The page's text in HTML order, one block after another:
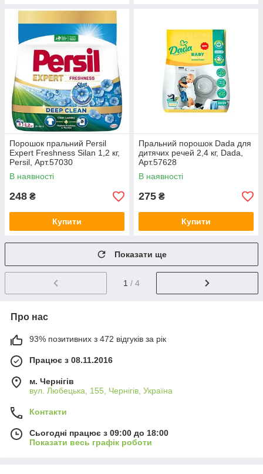
Порошок пральний Persil
Expert Freshness Silan 1,2 кг,
Persil, Арт.57030
В наявності
248 ₴
Купити
Пральний порошок Dada для
дитячих речей 2,4 кг, Dada,
Арт.57628
В наявності
275 ₴
Купити
Показати ще
1 / 4
Про нас
93% позитивних з 472 відгуків за рік
Працює з 08.11.2016
м. Чернігів
вул. Любецька, 155, Чернігів, Україна
Контакти
Сьогодні працює з 09:00 до 18:00
Показати весь графік роботи